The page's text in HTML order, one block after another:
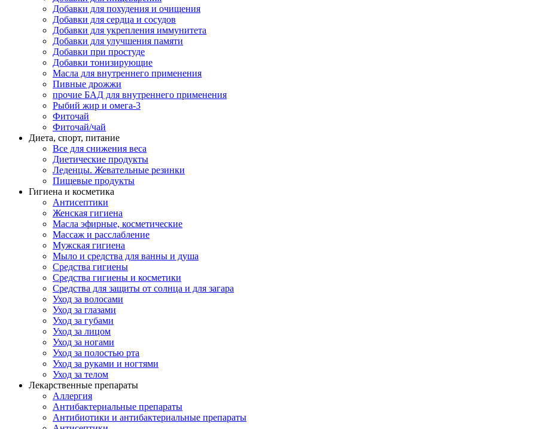
Добавки для похудения и очищения
Добавки для сердца и сосудов
Добавки для укрепления иммунитета
Добавки для улучшения памяти
Добавки при простуде
Добавки тонизирующие
Масла для внутреннего применения
Пивные дрожжи
прочие БАД для внутреннего применения
Рыбий жир и омега-3
Фиточай
Фиточай/чай
Диета, спорт, питание
Все для снижения веса
Диетические продукты
Леденцы. Жевательные резинки
Пищевые продукты
Гигиена и косметика
Антисептики
Женская гигиена
Масла эфирные, косметические
Массаж и расслабление
Мужская гигиена
Мыло и средства для ванны и душа
Средства гигиены
Средства гигиены и косметики
Средства для защиты от солнца и для загара
Уход за волосами
Уход за глазами
Уход за губами
Уход за лицом
Уход за ногами
Уход за полостью рта
Уход за руками и ногтями
Уход за телом
Лекарственные препараты
Аллергия
Антибактериальные препараты
Антибиотики и антибактериальные препараты